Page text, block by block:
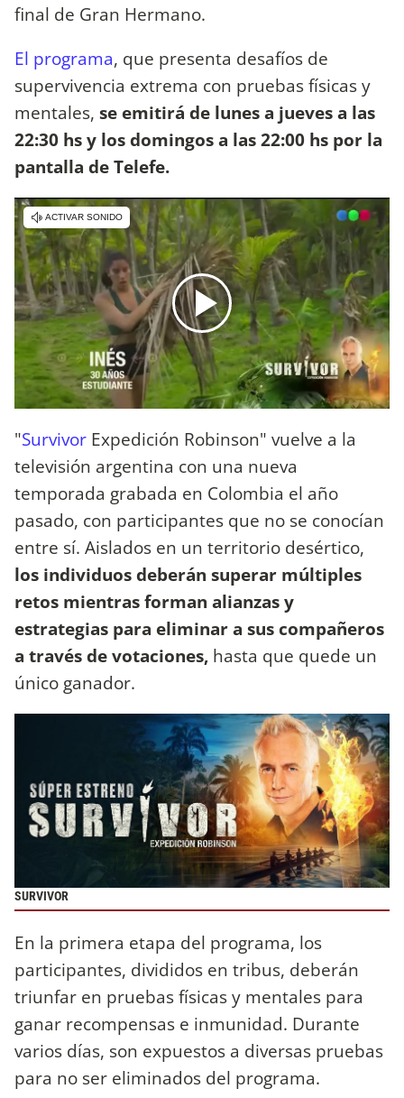
final de Gran Hermano.
El programa, que presenta desafíos de
supervivencia extrema con pruebas físicas y
mentales, se emitirá de lunes a jueves a las
22:30 hs y los domingos a las 22:00 hs por la
pantalla de Telefe.
"Survivor Expedición Robinson" vuelve a la
televisión argentina con una nueva
temporada grabada en Colombia el año
pasado, con participantes que no se conocían
entre sí. Aislados en un territorio desértico,
los individuos deberán superar múltiples
retos mientras forman alianzas y
estrategias para eliminar a sus compañeros
a través de votaciones, hasta que quede un
único ganador.
SURVIVOR
En la primera etapa del programa, los
participantes, divididos en tribus, deberán
triunfar en pruebas físicas y mentales para
ganar recompensas e inmunidad. Durante
varios días, son expuestos a diversas pruebas
para no ser eliminados del programa.